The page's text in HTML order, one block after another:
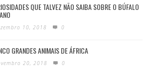
QUE TALVEZ NÃO SAIBA SOBRE O BÚFALO
10, 2018 0
GRANDES ANIMAIS DE ÁFRICA
20, 2018 0